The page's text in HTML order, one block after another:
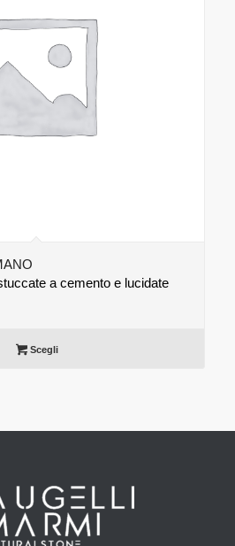
a cemento e lucidate
Scegli